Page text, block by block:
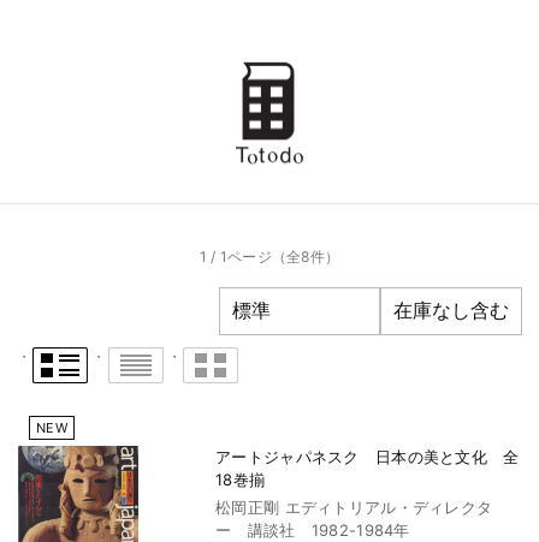
1 / 1ページ （全8件）
NEW
アートジャパネスク 日本の美と文化 全
18巻揃
松岡正剛 エディトリアル・ディレクタ
ー 講談社 1982-1984年